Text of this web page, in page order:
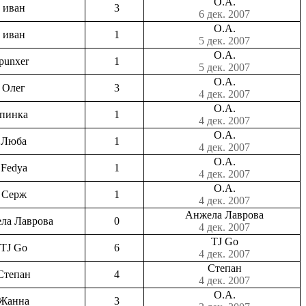
иван 3
6 дек. 2007
иван
1
О.А.
5 дек. 2007
1
О.А.
5 дек. 2007
Олег
3
О.А.
4 дек. 2007
пинка
1
О.А.
4 дек. 2007
Люба
1
О.А.
4 дек. 2007
Fedya
1
О.А.
4 дек. 2007
Серж
1
О.А.
4 дек. 2007
Лаврова
0
Анжела Лаврова
4 дек. 2007
TJ Go
6
TJ Go
4 дек. 2007
4
Степан
4 дек. 2007
3
О.А.